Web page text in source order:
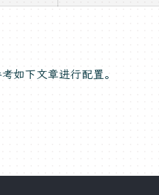
如下文章进行配置。